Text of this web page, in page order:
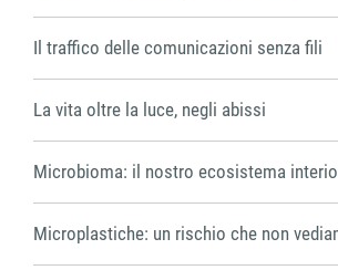
Il traffico delle comunicazioni senza fili
La vita oltre la luce, negli abissi
Microbioma: il nostro ecosistema
Microplastiche: un rischio che non